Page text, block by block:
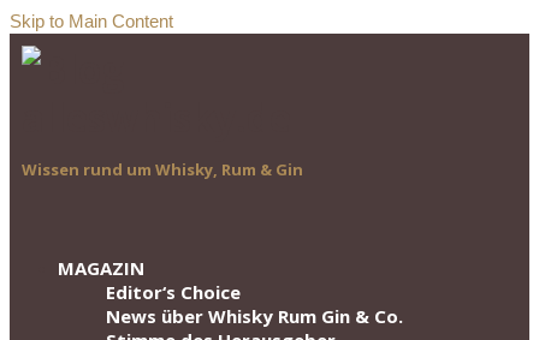
Skip to Main Content
Wissen rund um Whisky, Rum & Gin
MAGAZIN
Editor‘s Choice
News über Whisky Rum Gin & Co.